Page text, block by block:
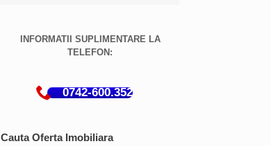
INFORMATII SUPLIMENTARE LA
TELEFON:
0742-600.352
Cauta Oferta Imobiliara